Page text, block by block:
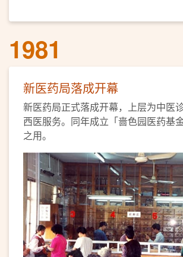
1981
新医药局落成开幕
新医药局正式落成开幕，上层为中医
西医服务。同年成立「啬色园医药基
之用。